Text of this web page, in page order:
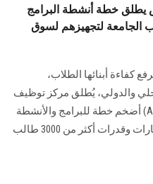
خطة أنشطة البرامج
الجامعة لتجهيزهم لسوق
كفاءة أبنائها الطلاب،
والدولي، يُطلق مركز توظيف
جامعة عين شمس (ASU Career Center) أضخم خطة للبرامج والأنشطة
التدريبية الصيفية لعام 2026 لدعم مهارات وقدرات أكثر من 3000 طالب